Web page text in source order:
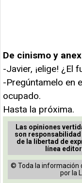
De cinismo y
-Javier, ¡elige! ¿El
-Pregúntamelo en
ocupado.
Hasta la próxima.
Las opiniones
son
de la libertad de
línea
© Toda la información
por la